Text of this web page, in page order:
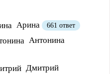
Арина 661 ответ
Антонина
Дмитрий